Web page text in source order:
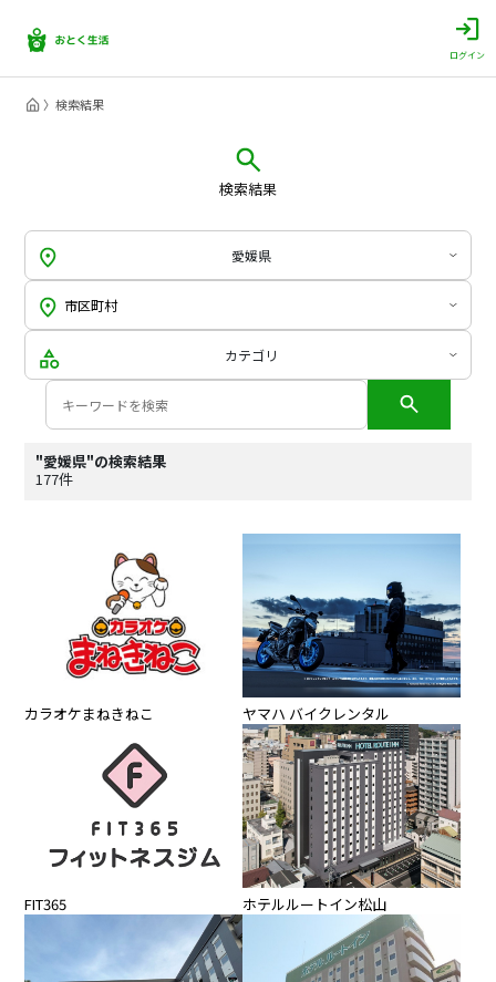
ログイン
検索結果
検索結果
愛媛県
カテゴリ
"愛媛県"の検索結果
177件
カラオケまねきねこ ヤマハ バイクレンタル
FIT365 ホテルルートイン松山